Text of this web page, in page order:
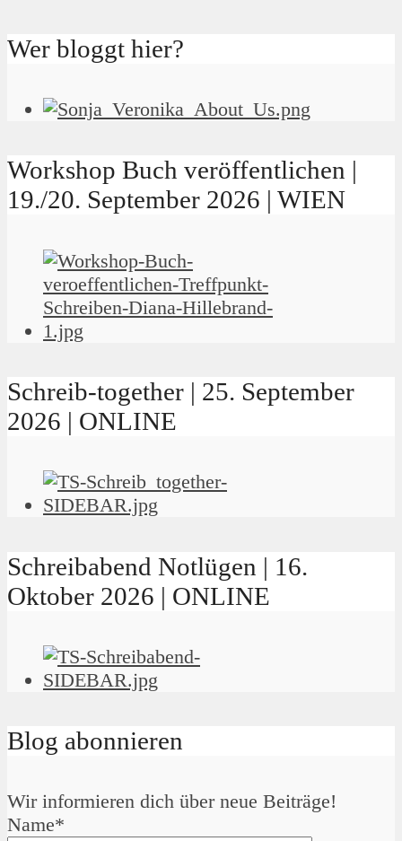
Wer bloggt hier?
Workshop Buch veröffentlichen |
19./20. September 2026 | WIEN
Schreib-together | 25. September
2026 | ONLINE
Schreibabend Notlügen | 16.
Oktober 2026 | ONLINE
Blog abonnieren
Wir informieren dich über neue Beiträge!
Name*